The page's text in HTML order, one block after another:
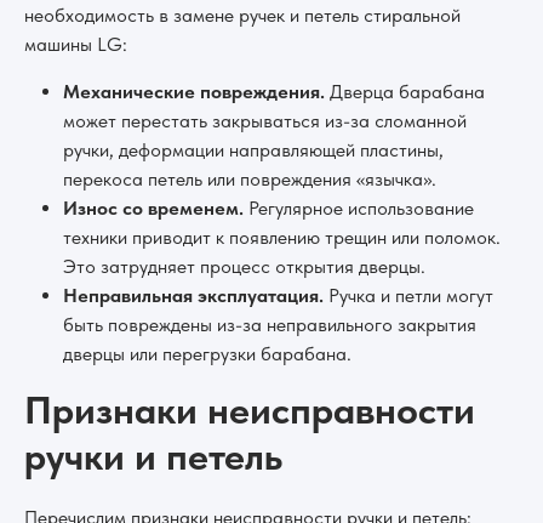
необходимость в замене ручек и петель стиральной
машины LG:
Механические повреждения. Дверца барабана
может перестать закрываться из-за сломанной
ручки, деформации направляющей пластины,
перекоса петель или повреждения «язычка».
Износ со временем. Регулярное использование
техники приводит к появлению трещин или поломок.
Это затрудняет процесс открытия дверцы.
Неправильная эксплуатация. Ручка и петли могут
быть повреждены из-за неправильного закрытия
дверцы или перегрузки барабана.
Признаки неисправности
ручки и петель
Перечислим признаки неисправности ручки и петель: